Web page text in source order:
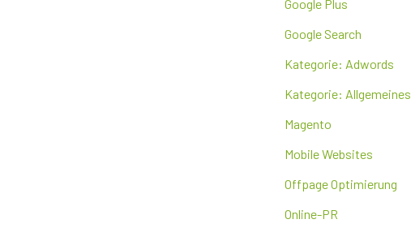
Google Plus
Google Search
Kategorie: Adwords
Kategorie: Allgemeines
Magento
Mobile Websites
Offpage Optimierung
Online-PR